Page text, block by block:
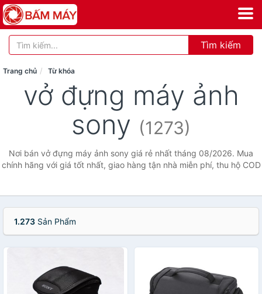
Tìm kiếm
Trang chủ Từ khóa
vở đựng máy ảnh
sony (1273)
Nơi bán vở đựng máy ảnh sony giá rẻ nhất tháng 08/2026. Mua
chính hãng với giá tốt nhất, giao hàng tận nhà miễn phí, thu hộ COD
1.273 Sản Phẩm